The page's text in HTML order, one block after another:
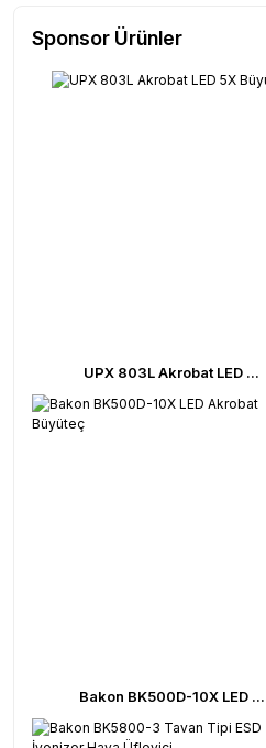
Sponsor Ürünler
UPX 803L Akrobat LED ...
Bakon BK500D-10X LED ...